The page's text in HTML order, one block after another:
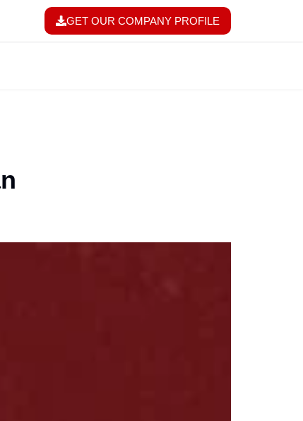
GET OUR COMPANY PROFILE